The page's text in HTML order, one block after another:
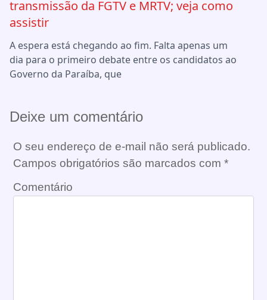
transmissão da FGTV e MRTV; veja como
assistir
A espera está chegando ao fim. Falta apenas um
dia para o primeiro debate entre os candidatos ao
Governo da Paraíba, que
Deixe um comentário
O seu endereço de e-mail não será publicado.
Campos obrigatórios são marcados com *
Comentário